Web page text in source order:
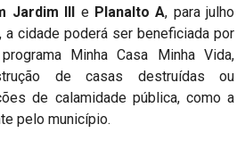
Jardim III e Planalto A, para julho
cidade poderá ser beneficiada por
Minha Casa Minha Vida,
de casas destruídas ou
de calamidade pública, como a
pelo município.